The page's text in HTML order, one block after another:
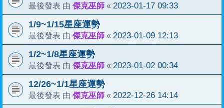
最後發表 由 傑克巫師 « 2023-01-17 09:33
1/9~1/15星座運勢
最後發表 由 傑克巫師 « 2023-01-09 12:13
1/2~1/8星座運勢
最後發表 由 傑克巫師 « 2023-01-02 00:34
12/26~1/1星座運勢
最後發表 由 傑克巫師 « 2022-12-26 14:14